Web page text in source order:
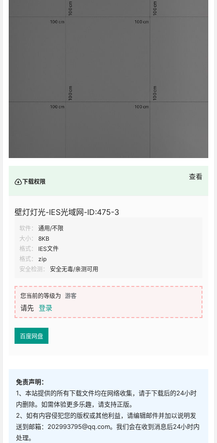
下载权限
查看
壁灯灯光-IES光域网-ID:475-3
软件：
通用/不限
大小：
8KB
格式：
IES文件
格式：
zip
安全检测：
安全无毒/亲测可用
您当前的等级为 游客
请先 登录
百度网盘
免责声明：
1、本站提供的所有下载文件均在网络收集，请于下载后的24小时
内删除。如需体验更多乐趣，请支持正版。
2、如有内容侵犯您的版权或其他利益，请编辑邮件并加以说明发
送到邮箱：202993795@qq.com。我们会在收到消息后24小时内
处理。